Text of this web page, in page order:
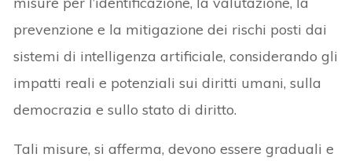
prevenzione e la mitigazione dei rischi posti dai
sistemi di intelligenza artificiale, considerando gli
impatti reali e potenziali sui diritti umani, sulla
democrazia e sullo stato di diritto.
Tali misure, si afferma, devono essere graduali e